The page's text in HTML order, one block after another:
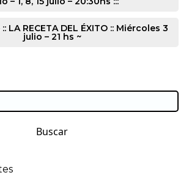
LA RECETA DEL ÉXITO :: Miércoles 3
julio – 21 hs ~
Buscar